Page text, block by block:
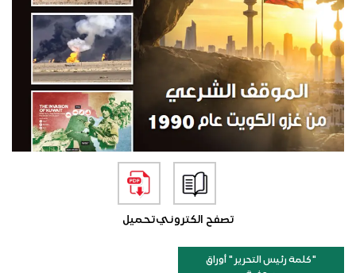
تصفح الكترونيتحميل
"كلمة رئيس التحرير " أوراق